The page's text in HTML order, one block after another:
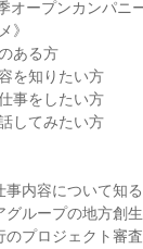
ープンカンパ
》
ある方
を知りたい方
事をしたい方
してみたい方
内容について知
ループの地方創
プロジェクト審査